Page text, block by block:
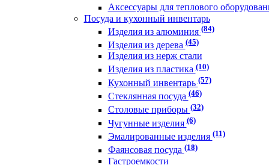
Аксессуары для теплового
Посуда и кухонный инвентарь
Изделия из алюминия(84)
Изделия из дерева(45)
Изделия из нерж стали
Изделия из пластика(10)
Кухонный инвентарь(57)
Стеклянная посуда(46)
Столовые приборы(32)
Чугунные изделия(6)
Эмалированные изделия(11)
Фаянсовая посуда(18)
Гастроемкости